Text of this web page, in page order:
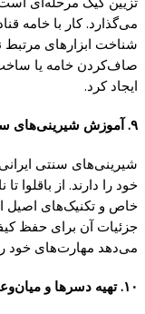
می‌گذارد. کار با خامه
شناخت ابزارهای مرتبط
صاف‌کردن خامه یا
ایجاد کرد.
۹. آموزش شیرینی‌های سنتی ایرانی
شیرینی‌های سنتی
خود را دارند. از باقلوا
خاص و تکنیک‌های اصیل
جزئیات آن برای حفظ
می‌دهد مهارت‌های خود را
۱۰. تهیه دسرها و میان‌وعده‌های شیرین